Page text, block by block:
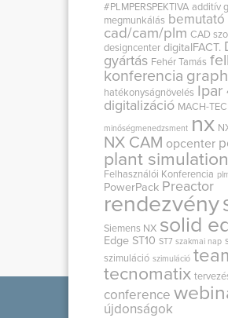
#PLMPERSPEKTIVA additív
megmunkálás
cad/cam/plm CAD
designcenter digitalFACT.
gyártás Fehér Tamás
konferencia
hatékonyságnövelés Ipar
digitalizáció MACH-
minőségmenedzsment nx
NX CAM opcenter
plant simulation
Felhasználói Konferencia
PowerPack Preactor
rendezvény
Siemens NX solid
Edge ST10 ST7 szakmai nap
szimuláció szimuláció
tecnomatix
conference
újdonságok